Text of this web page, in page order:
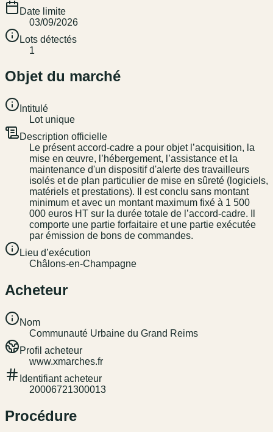
Date limite
03/09/2026
Lots détectés
1
Objet du marché
Intitulé
Lot unique
Description officielle
Le présent accord-cadre a pour objet l’acquisition, la
mise en œuvre, l’hébergement, l’assistance et la
maintenance d'un dispositif d'alerte des travailleurs
isolés et de plan particulier de mise en sûreté (logiciels,
matériels et prestations). Il est conclu sans montant
minimum et avec un montant maximum fixé à 1 500
000 euros HT sur la durée totale de l’accord-cadre. Il
comporte une partie forfaitaire et une partie exécutée
par émission de bons de commandes.
Lieu d’exécution
Châlons-en-Champagne
Acheteur
Nom
Communauté Urbaine du Grand Reims
Profil acheteur
www.xmarches.fr
Identifiant acheteur
20006721300013
Procédure